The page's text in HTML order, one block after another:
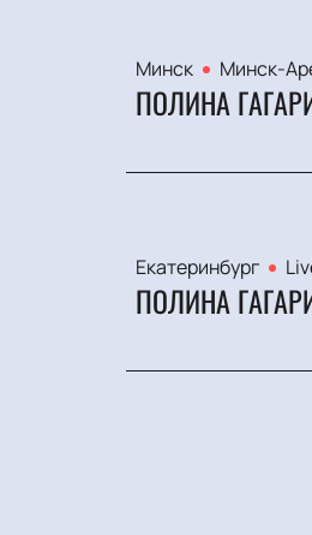
Минск Минск-
ПОЛИНА
Екатеринбург
ПОЛИНА